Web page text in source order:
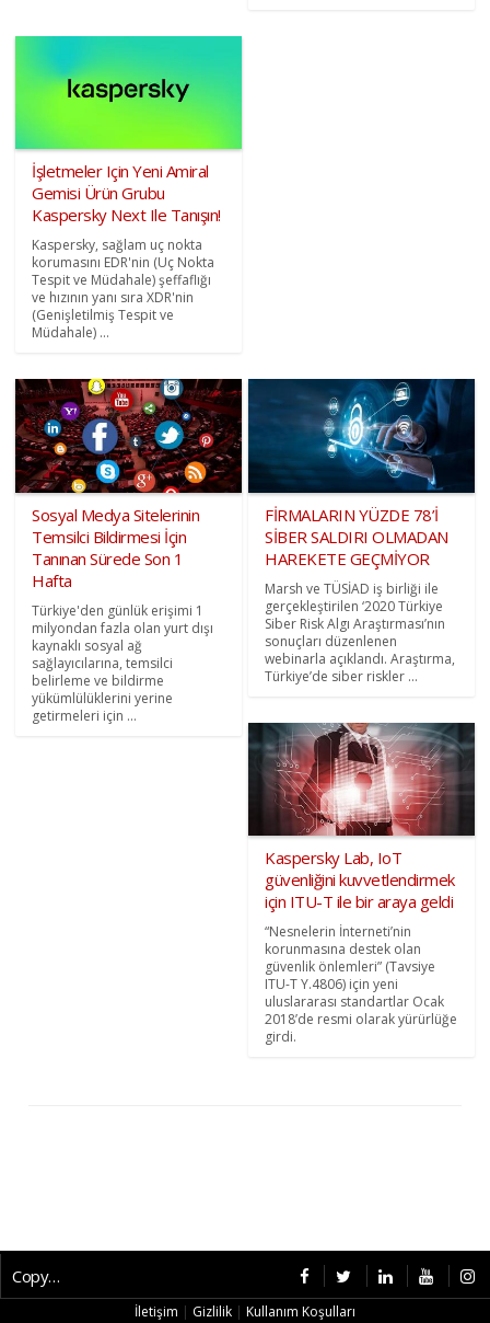
İşletmeler Için Yeni Amiral
Gemisi Ürün Grubu
Kaspersky Next Ile Tanışın!
Kaspersky, sağlam uç nokta
korumasını EDR'nin (Uç Nokta
Tespit ve Müdahale) şeffaflığı
ve hızının yanı sıra XDR'nin
(Genişletilmiş Tespit ve
Müdahale) ...
Sosyal Medya Sitelerinin
Temsilci Bildirmesi İçin
Tanınan Sürede Son 1
Hafta
Türkiye'den günlük erişimi 1
milyondan fazla olan yurt dışı
kaynaklı sosyal ağ
sağlayıcılarına, temsilci
belirleme ve bildirme
yükümlülüklerini yerine
getirmeleri için ...
FİRMALARIN YÜZDE 78’İ
SİBER SALDIRI OLMADAN
HAREKETE GEÇMİYOR
Marsh ve TÜSİAD iş birliği ile
gerçekleştirilen ‘2020 Türkiye
Siber Risk Algı Araştırması’nın
sonuçları düzenlenen
webinarla açıklandı. Araştırma,
Türkiye’de siber riskler ...
Kaspersky Lab, IoT
güvenliğini kuvvetlendirmek
için ITU-T ile bir araya geldi
“Nesnelerin İnterneti’nin
korunmasına destek olan
güvenlik önlemleri” (Tavsiye
ITU-T Y.4806) için yeni
uluslararası standartlar Ocak
2018’de resmi olarak yürürlüğe
girdi.
Copyright © 2026 CybermagOnline
İletişim | Gizlilik | Kullanım Koşulları